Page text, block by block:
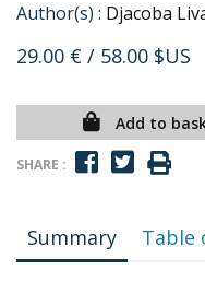
Author(s) : Djacoba
29.00 € / 58.00 $US
Add to
SHARE :
Summary Table